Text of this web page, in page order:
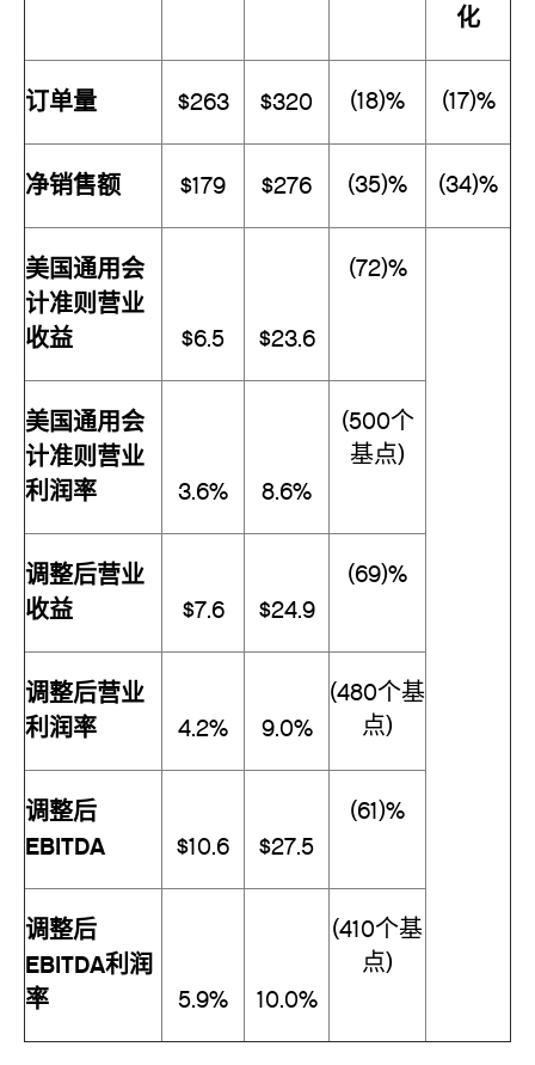
化
订单量 $263 $320 (18)% (17)%
净销售额 $179 $276 (35)% (34)%
美国通用会
计准则营业
收益
$6.5 $23.6
(72)%
美国通用会
计准则营业
利润率
3.6% 8.6%
(500个
基点)
调整后营业
收益
$7.6 $24.9
(69)%
调整后营业
利润率
4.2% 9.0%
(480个基
点)
调整后
EBITDA
$10.6 $27.5
(61)%
调整后
EBITDA利润
率
5.9% 10.0%
(410个基
点)